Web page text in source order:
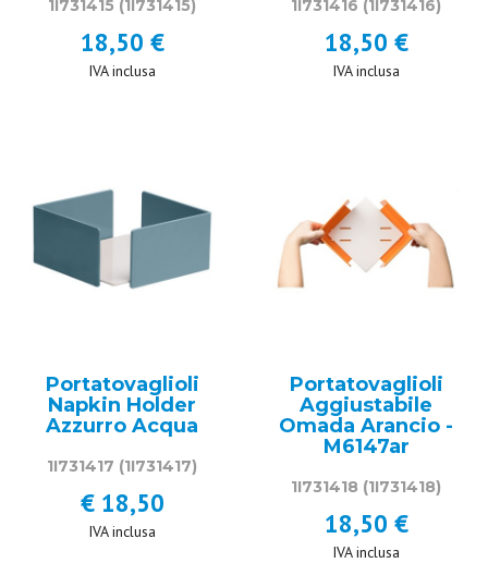
1I731415 (1I731415)
18,50 €
IVA inclusa
1I731416 (1I731416)
18,50 €
IVA inclusa
Portatovaglioli
Napkin Holder
Azzurro Acqua
1I731417 (1I731417)
€ 18,50
IVA inclusa
Portatovaglioli
Aggiustabile
Omada Arancio -
M6147ar
1I731418 (1I731418)
18,50 €
IVA inclusa